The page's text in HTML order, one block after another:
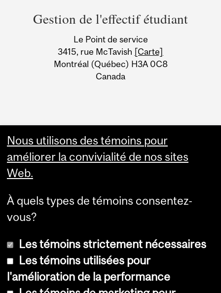
and
University
Information
Gestion de l'effectif étudiant
Le Point de service
3415, rue McTavish [Carte]
Montréal (Québec) H3A 0C8
Canada
© Université McGill, 2026
Nous utilisons des témoins pour
améliorer la convivialité de nos sites
Web.
À quels types de témoins consentez-
vous?
Les témoins strictement nécessaires
Les témoins utilisées pour
l'amélioration de la performance